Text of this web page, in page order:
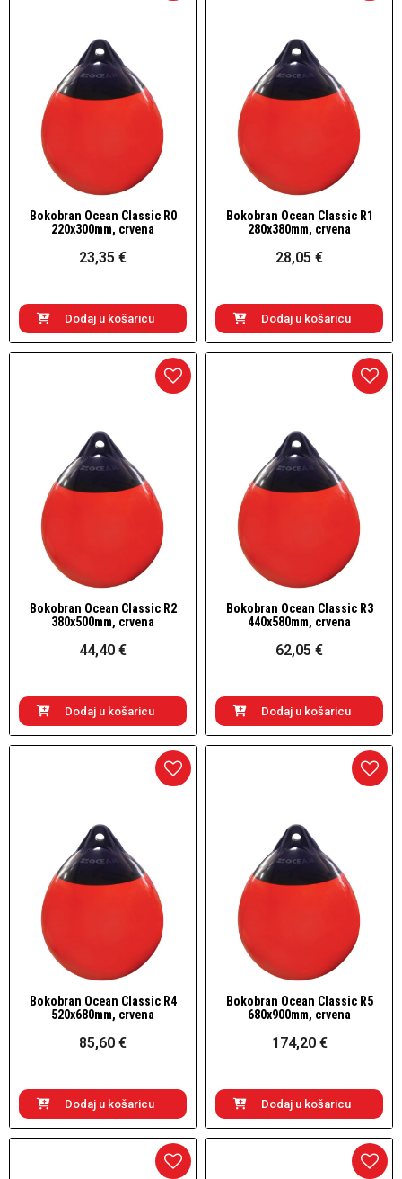
Brzi pogled
Bokobran Ocean Classic R0
220x300mm, crvena
23,35 €
Dodaj u košaricu
Brzi pogled
Bokobran Ocean Classic R1
280x380mm, crvena
28,05 €
Dodaj u košaricu
Brzi pogled
Bokobran Ocean Classic R2
380x500mm, crvena
44,40 €
Dodaj u košaricu
Brzi pogled
Bokobran Ocean Classic R3
440x580mm, crvena
62,05 €
Dodaj u košaricu
Brzi pogled
Bokobran Ocean Classic R4
520x680mm, crvena
85,60 €
Dodaj u košaricu
Brzi pogled
Bokobran Ocean Classic R5
680x900mm, crvena
174,20 €
Dodaj u košaricu